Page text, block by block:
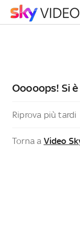
Ooooops! Si
Riprova più tardi
Torna a Video